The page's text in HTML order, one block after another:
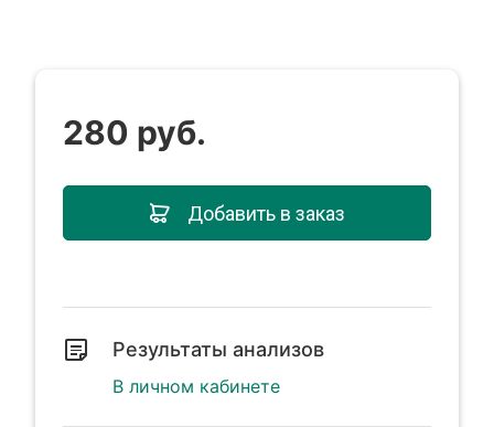
280 руб.
Добавить в заказ
Результаты анализов
В личном кабинете